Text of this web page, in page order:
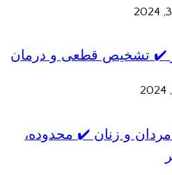
✔️ تشخیص قطعی و درمان
و زنان ✔️ محدوده،